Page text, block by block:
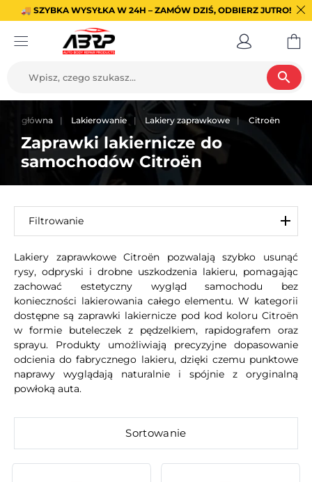
🚚 SZYBKA WYSYŁKA W 24H – ZAMÓW DZIŚ, ODBIERZ JUTRO!
search
główna Lakierowanie Lakiery zaprawkowe Citroën
Zaprawki lakiernicze do
samochodów Citroën
Filtrowanie
Lakiery zaprawkowe Citroën pozwalają szybko usunąć
rysy, odpryski i drobne uszkodzenia lakieru, pomagając
zachować estetyczny wygląd samochodu bez
konieczności lakierowania całego elementu. W kategorii
dostępne są zaprawki lakiernicze pod kod koloru Citroën
w formie buteleczek z pędzelkiem, rapidografem oraz
sprayu. Produkty umożliwiają precyzyjne dopasowanie
odcienia do fabrycznego lakieru, dzięki czemu punktowe
naprawy wyglądają naturalnie i spójnie z oryginalną
powłoką auta.
Sortowanie